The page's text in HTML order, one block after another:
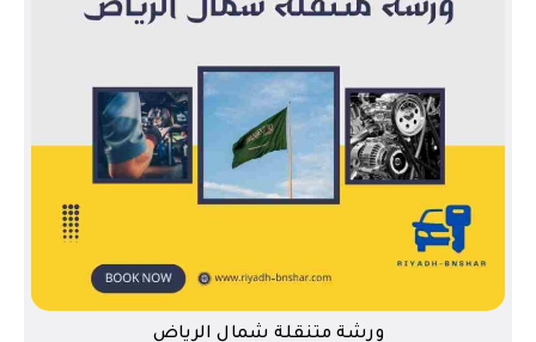
ورشة متنقلة شمال الرياض